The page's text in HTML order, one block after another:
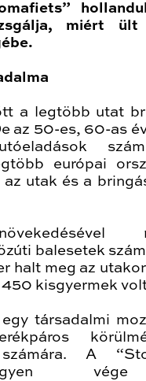
miért ült
a legtöbb utat
az 50-es, 60-as
európai
utak és a
balesetek
halt meg az
kisgyermek
társadalmi
számára. A